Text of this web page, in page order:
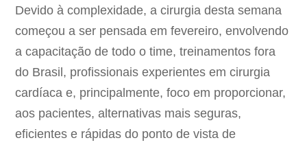
Devido à complexidade, a cirurgia desta semana
começou a ser pensada em fevereiro, envolvendo
a capacitação de todo o time, treinamentos fora
do Brasil, profissionais experientes em cirurgia
cardíaca e, principalmente, foco em proporcionar,
aos pacientes, alternativas mais seguras,
eficientes e rápidas do ponto de vista de